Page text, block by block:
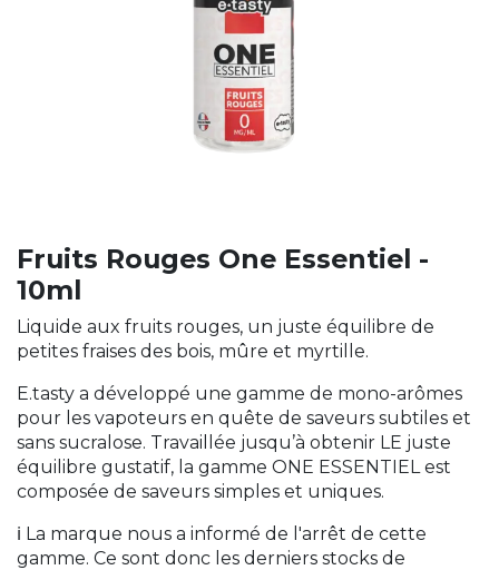
Fruits Rouges One Essentiel -
10ml
Liquide aux fruits rouges, un juste équilibre de
petites fraises des bois, mûre et myrtille.
E.tasty a développé une gamme de mono-arômes
pour les vapoteurs en quête de saveurs subtiles et
sans sucralose. Travaillée jusqu’à obtenir LE juste
équilibre gustatif, la gamme ONE ESSENTIEL est
composée de saveurs simples et uniques.
ℹ️ La marque nous a informé de l'arrêt de cette
gamme. Ce sont donc les derniers stocks de